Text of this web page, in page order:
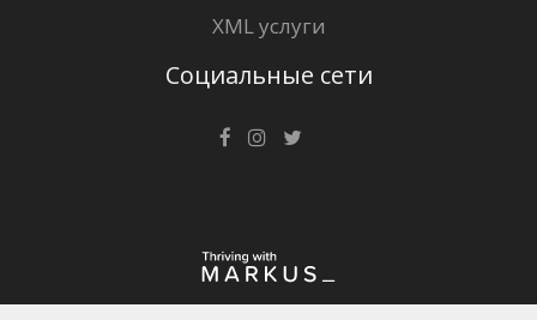
XML услуги
Социальные сети